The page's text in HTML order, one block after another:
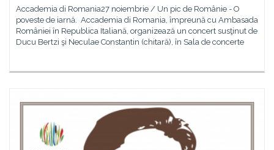
Accademia di Romania27 noiembrie / Un pic de Românie - O
poveste de iarnă. Accademia di Romania, împreună cu Ambasada
României în Republica Italiană, organizează un concert susţinut de
Ducu Bertzi şi Neculae Constantin (chitară), în Sala de concerte